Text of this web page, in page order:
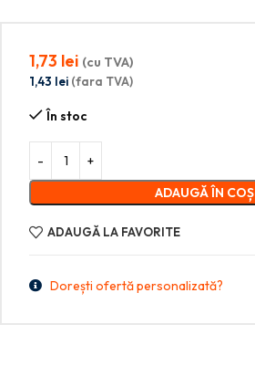
1,73 lei (cu TVA)
1,43 lei (fara TVA)
În stoc
ADAUGĂ ÎN COȘ
ADAUGĂ LA FAVORITE
Dorești ofertă personalizată?